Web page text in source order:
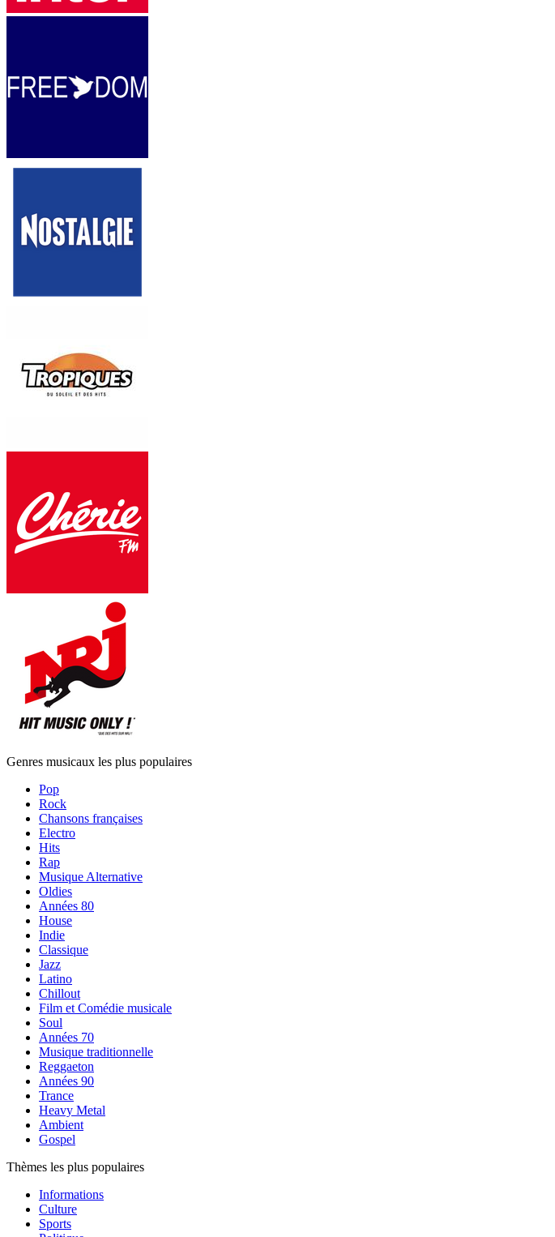
Genres musicaux les plus populaires
Pop
Rock
Chansons françaises
Electro
Hits
Rap
Musique Alternative
Oldies
Années 80
House
Indie
Classique
Jazz
Latino
Chillout
Film et Comédie musicale
Soul
Années 70
Musique traditionnelle
Reggaeton
Années 90
Trance
Heavy Metal
Ambient
Gospel
Thèmes les plus populaires
Informations
Culture
Sports